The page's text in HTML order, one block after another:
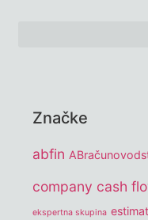
Značke
abfin
company cash
ekspertna skupina